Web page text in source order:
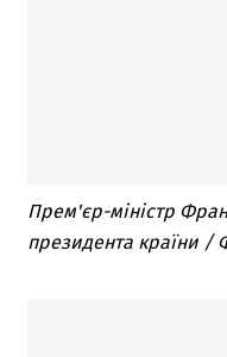
Прем'єр-міністр
президента країни /